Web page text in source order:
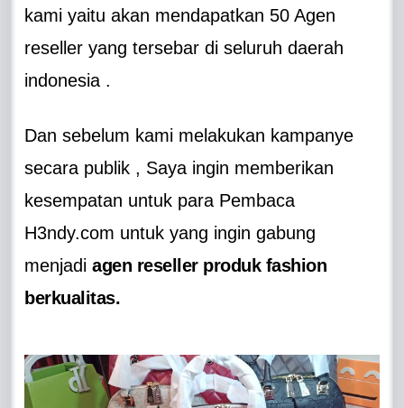
kami yaitu akan mendapatkan 50 Agen
reseller yang tersebar di seluruh daerah
indonesia .
Dan sebelum kami melakukan kampanye
secara publik , Saya ingin memberikan
kesempatan untuk para Pembaca
H3ndy.com untuk yang ingin gabung
menjadiagen reseller produk fashion
berkualitas.